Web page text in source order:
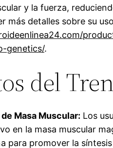
y la fuerza,
más detalles sobre su
genetics/.
del
Masa Muscular: Los
en la masa muscular
para promover la